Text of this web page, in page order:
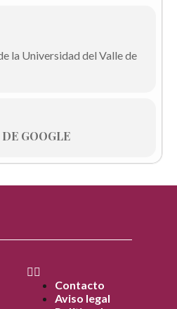
la Universidad del Valle de
GOOGLE
Contacto
Aviso legal